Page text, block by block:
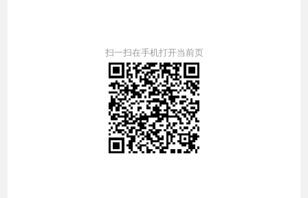
扫一扫在手机打开当前页